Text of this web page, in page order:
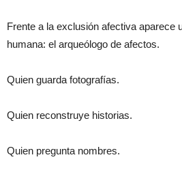
Frente a la exclusión afectiva aparece
humana: el arqueólogo de afectos.
Quien guarda fotografías.
Quien reconstruye historias.
Quien pregunta nombres.